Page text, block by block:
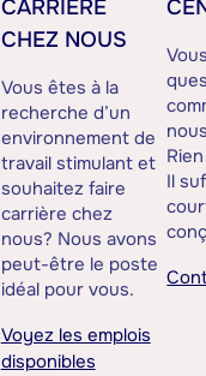
CARRIÈRE
CHEZ NOUS
Vous êtes à la
recherche d’un
environnement de
travail stimulant et
souhaitez faire
carrière chez
nous? Nous avons
peut-être le poste
idéal pour vous.
Voyez les emplois
disponibles
Il